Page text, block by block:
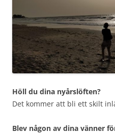
Höll du dina nyårslöften?
Det kommer att bli ett skilt
Blev någon av dina vänner